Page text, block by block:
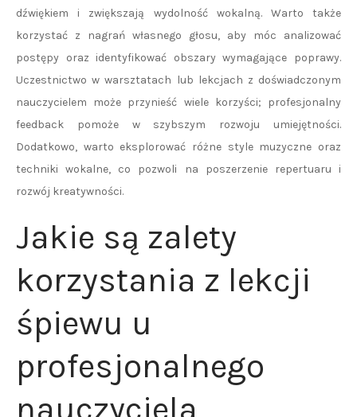
dźwiękiem i zwiększają wydolność wokalną. Warto także
korzystać z nagrań własnego głosu, aby móc analizować
postępy oraz identyfikować obszary wymagające poprawy.
Uczestnictwo w warsztatach lub lekcjach z doświadczonym
nauczycielem może przynieść wiele korzyści; profesjonalny
feedback pomoże w szybszym rozwoju umiejętności.
Dodatkowo, warto eksplorować różne style muzyczne oraz
techniki wokalne, co pozwoli na poszerzenie repertuaru i
rozwój kreatywności.
Jakie są zalety
korzystania z lekcji
śpiewu u
profesjonalnego
nauczyciela